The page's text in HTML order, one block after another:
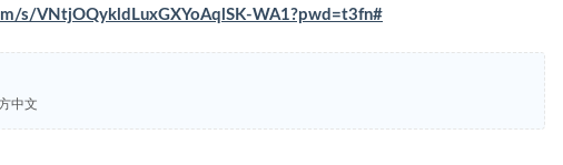
s/VNtjOQykldLuxGXYoAqlSK-WA1?pwd=t3fn#
中文